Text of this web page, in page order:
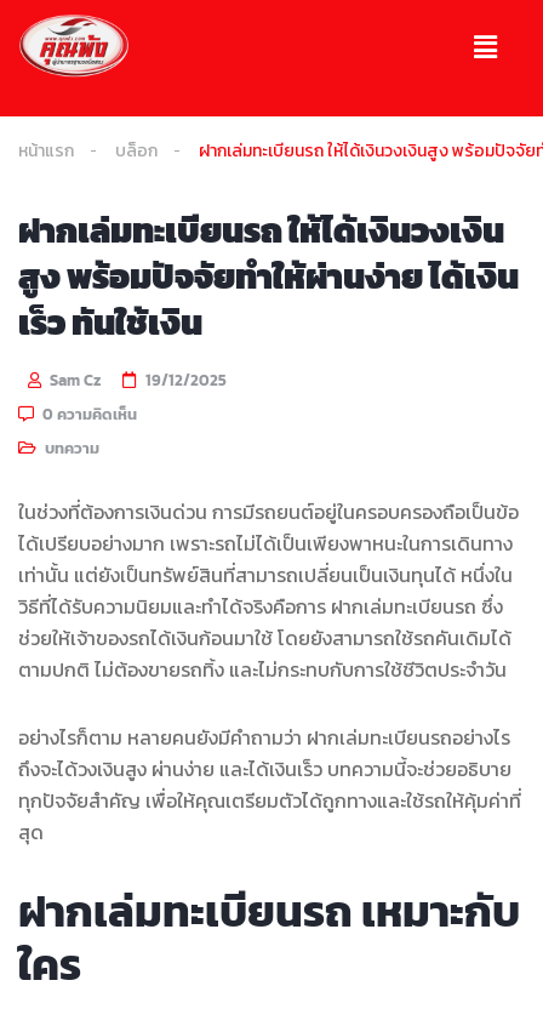
หน้าแรก บล็อก ฝากเล่มทะเบียนรถ ให้ได้เงินวงเงินสูง พร้อมปัจจัย
ฝากเล่มทะเบียนรถ ให้ได้เงินวงเงิน
สูง พร้อมปัจจัยทำให้ผ่านง่าย ได้เงิน
เร็ว ทันใช้เงิน
Sam Cz
19/12/2025
0 ความคิดเห็น
บทความ
ในช่วงที่ต้องการเงินด่วน การมีรถยนต์อยู่ในครอบครองถือเป็นข้อ
ได้เปรียบอย่างมาก เพราะรถไม่ได้เป็นเพียงพาหนะในการเดินทาง
เท่านั้น แต่ยังเป็นทรัพย์สินที่สามารถเปลี่ยนเป็นเงินทุนได้ หนึ่งใน
วิธีที่ได้รับความนิยมและทำได้จริงคือการ ฝากเล่มทะเบียนรถ ซึ่ง
ช่วยให้เจ้าของรถได้เงินก้อนมาใช้ โดยยังสามารถใช้รถคันเดิมได้
ตามปกติ ไม่ต้องขายรถทิ้ง และไม่กระทบกับการใช้ชีวิตประจำวัน
อย่างไรก็ตาม หลายคนยังมีคำถามว่า ฝากเล่มทะเบียนรถอย่างไร
ถึงจะได้วงเงินสูง ผ่านง่าย และได้เงินเร็ว บทความนี้จะช่วยอธิบาย
ทุกปัจจัยสำคัญ เพื่อให้คุณเตรียมตัวได้ถูกทางและใช้รถให้คุ้มค่าที่
สุด
ฝากเล่มทะเบียนรถ เหมาะกับ
ใคร